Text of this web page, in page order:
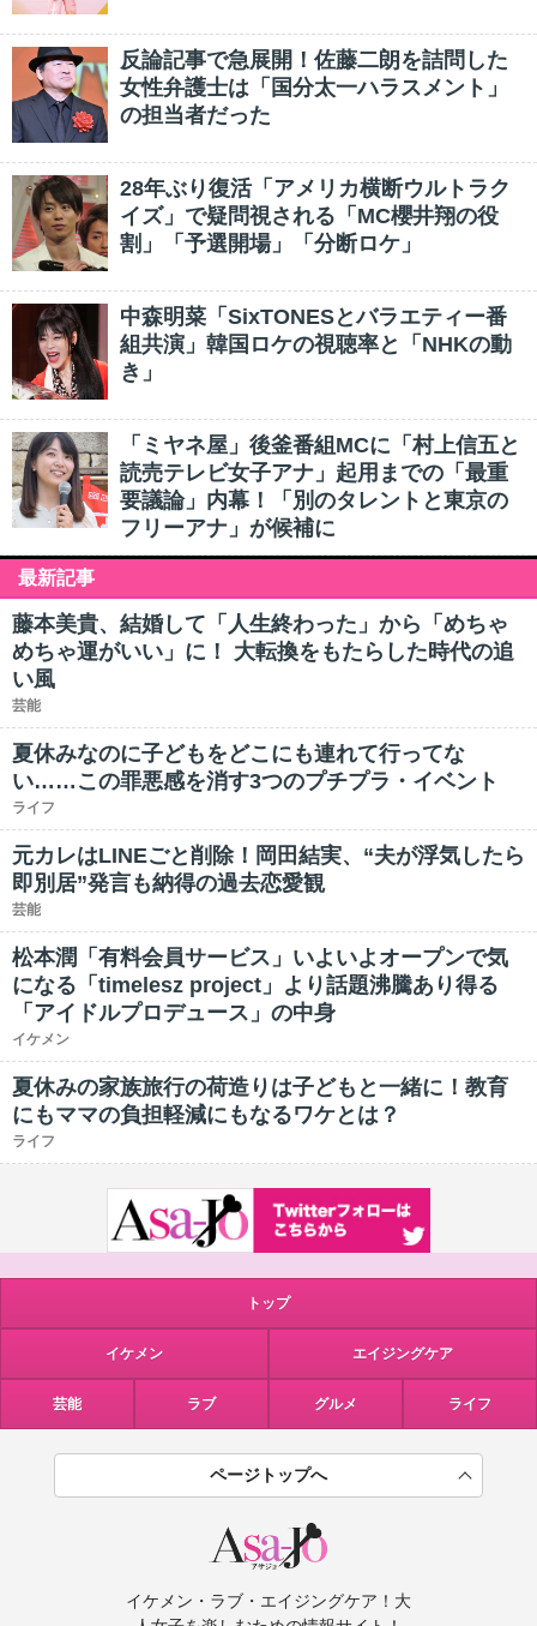
反論記事で急展開！佐藤二朗を詰問した
女性弁護士は「国分太一ハラスメント」
の担当者だった
28年ぶり復活「アメリカ横断ウルトラク
イズ」で疑問視される「MC櫻井翔の役
割」「予選開場」「分断ロケ」
中森明菜「SixTONESとバラエティー番
組共演」韓国ロケの視聴率と「NHKの動
き」
「ミヤネ屋」後釜番組MCに「村上信五と
読売テレビ女子アナ」起用までの「最重
要議論」内幕！「別のタレントと東京の
フリーアナ」が候補に
最新記事
藤本美貴、結婚して「人生終わった」から「めちゃ
めちゃ運がいい」に！ 大転換をもたらした時代の追
い風
芸能
夏休みなのに子どもをどこにも連れて行ってな
い……この罪悪感を消す3つのプチプラ・イベント
ライフ
元カレはLINEごと削除！岡田結実、“夫が浮気したら
即別居”発言も納得の過去恋愛観
芸能
松本潤「有料会員サービス」いよいよオープンで気
になる「timelesz project」より話題沸騰あり得る
「アイドルプロデュース」の中身
イケメン
夏休みの家族旅行の荷造りは子どもと一緒に！教育
にもママの負担軽減にもなるワケとは？
ライフ
トップ
イケメン エイジングケア
芸能 ラブ グルメ ライフ
ページトップへ
イケメン・ラブ・エイジングケア！大